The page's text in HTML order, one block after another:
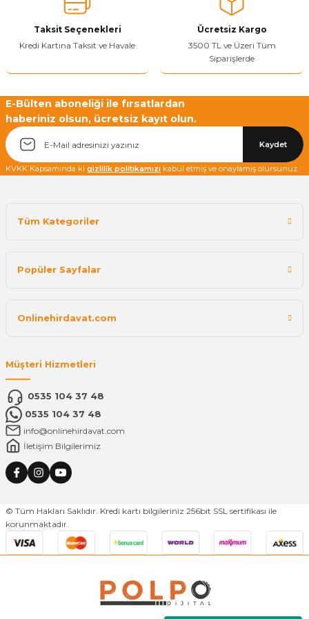
Bu ürüne benzer farklı alternatifler olmalı.
Yetkiliye Gönder
Taksit Seçenekleri
Kredi Kartına Taksit ve Havale
Ücretsiz Kargo
3500 TL ve Üzeri Tüm
Siparişlerde
E-Bülten aboneliği ile fırsatlardan
haberiniz olsun, ücretsiz kayıt olun.
Kaydet
KVKK Kapsamında ki gizlilik politikamızı kabul etmiş ve onaylamış olursunuz.
Tüm Kategoriler
Popüler Sayfalar
Onlinehirdavat.com
Müşteri Hizmetleri
0535 104 37 48
0535 104 37 48
info@onlinehirdavat.com
İletişim Bilgilerimiz
© Tüm Hakları Saklıdır. Kredi kartı bilgileriniz 256bit SSL sertifikası ile
korunmaktadır.